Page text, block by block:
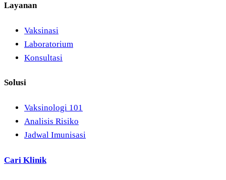
Layanan
Vaksinasi
Laboratorium
Konsultasi
Solusi
Vaksinologi 101
Analisis Risiko
Jadwal Imunisasi
Cari Klinik